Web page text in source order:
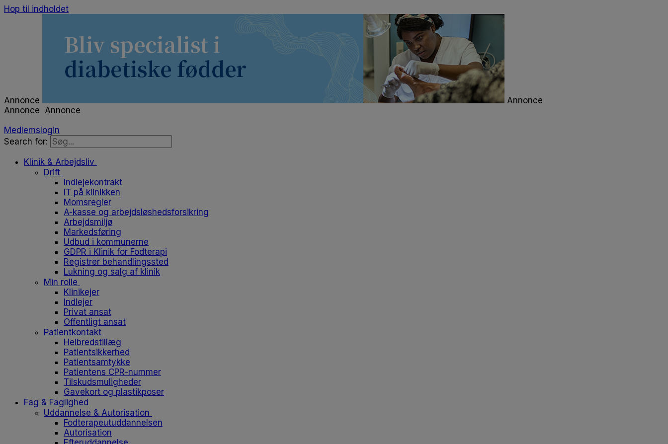
Hop til indholdet
Annonce
Annonce
Annonce Annonce
Medlemslogin
Search for:
Klinik & Arbejdsliv
Drift
Indlejekontrakt
IT på klinikken
Momsregler
A-kasse og arbejdsløshedsforsikring
Arbejdsmiljø
Markedsføring
Udbud i kommunerne
GDPR i Klinik for Fodterapi
Registrer behandlingssted
Lukning og salg af klinik
Min rolle
Klinikejer
Indlejer
Privat ansat
Offentligt ansat
Patientkontakt
Helbredstillæg
Patientsikkerhed
Patientsamtykke
Patientens CPR-nummer
Tilskudsmuligheder
Gavekort og plastikposer
Fag & Faglighed
Uddannelse & Autorisation
Fodterapeutuddannelsen
Autorisation